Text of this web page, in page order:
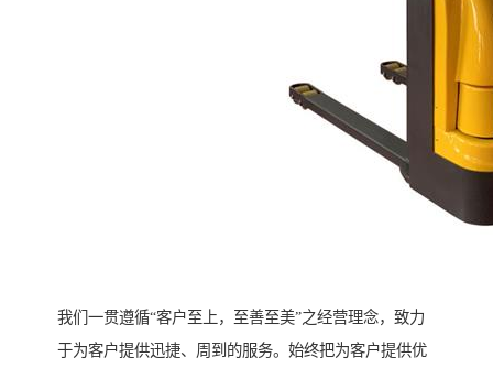
我们一贯遵循“客户至上，至善至美”之经营理念，致力
于为客户提供迅捷、周到的服务。始终把为客户提供优